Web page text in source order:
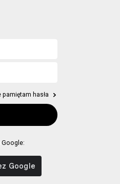
pamiętam hasła